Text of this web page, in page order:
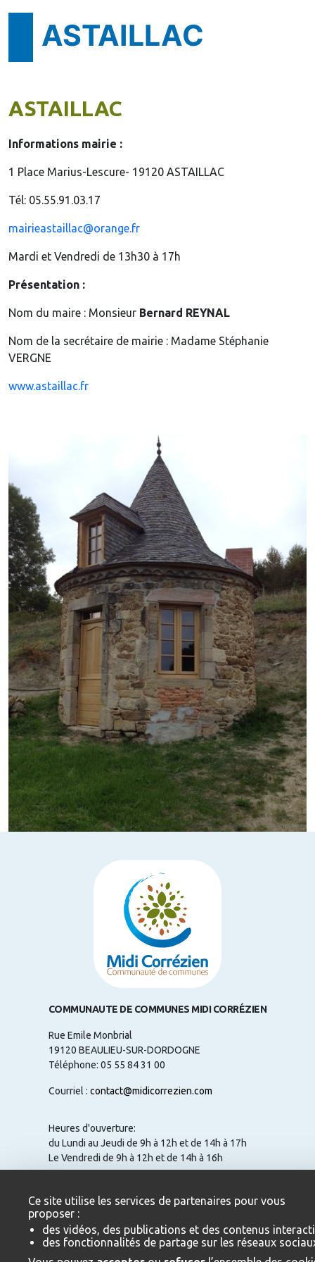
ASTAILLAC
ASTAILLAC
Informations mairie :
1 Place Marius-Lescure- 19120 ASTAILLAC
Tél: 05.55.91.03.17
mairieastaillac@orange.fr
Mardi et Vendredi de 13h30 à 17h
Présentation :
Nom du maire : Monsieur Bernard REYNAL
Nom de la secrétaire de mairie : Madame Stéphanie
VERGNE
www.astaillac.fr
COMMUNAUTE DE COMMUNES MIDI CORRÉZIEN
Rue Emile Monbrial
19120 BEAULIEU-SUR-DORDOGNE
Téléphone: 05 55 84 31 00
Courriel : contact@midicorrezien.com
Heures d'ouverture:
du Lundi au Jeudi de 9h à 12h et de 14h à 17h
Le Vendredi de 9h à 12h et de 14h à 16h
NOUS CONTACTER
Ce site utilise les services de partenaires pour vous
proposer :
des vidéos, des publications et des contenus
des fonctionnalités de partage sur les réseaux